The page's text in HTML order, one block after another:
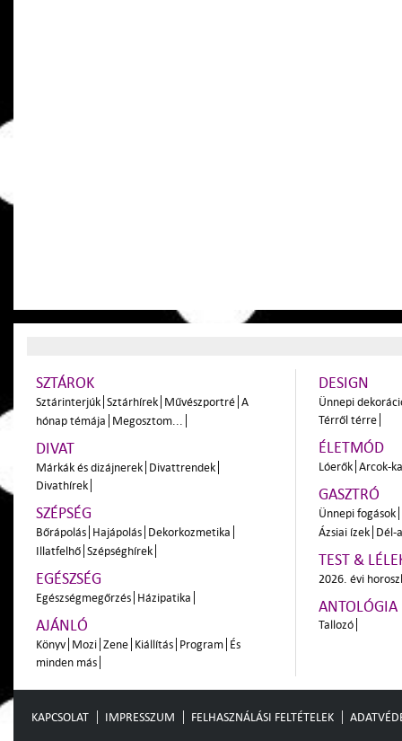
SZTÁROK
Sztárinterjúk Sztárhírek Művészportré A
hónap témája Megosztom...
DIVAT
Márkák és dizájnerek Divattrendek
Divathírek
SZÉPSÉG
Bőrápolás Hajápolás Dekorkozmetika
Illatfelhő Szépséghírek
EGÉSZSÉG
Egészségmegőrzés Házipatika
AJÁNLÓ
Könyv Mozi Zene Kiállítás Program És
minden más
DESIGN
Ünnepi
Térről térre
ÉLETMÓD
Lóerők Arcok-
GASZTRÓ
Ünnepi fogások
Ázsiai ízek Dél-
TEST &
2026. évi
ANTOLÓGIA
Tallozó
KAPCSOLAT IMPRESSZUM FELHASZNÁLÁSI FELTÉTELEK